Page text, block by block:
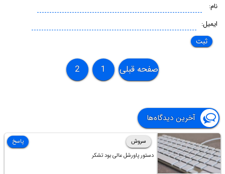
نام:
ایمیل:
صفحه قبلی 1
2
آخرین دیدگاه‌ها
سروش
دستور پاورشل عالی بود تشکر
پاسخ